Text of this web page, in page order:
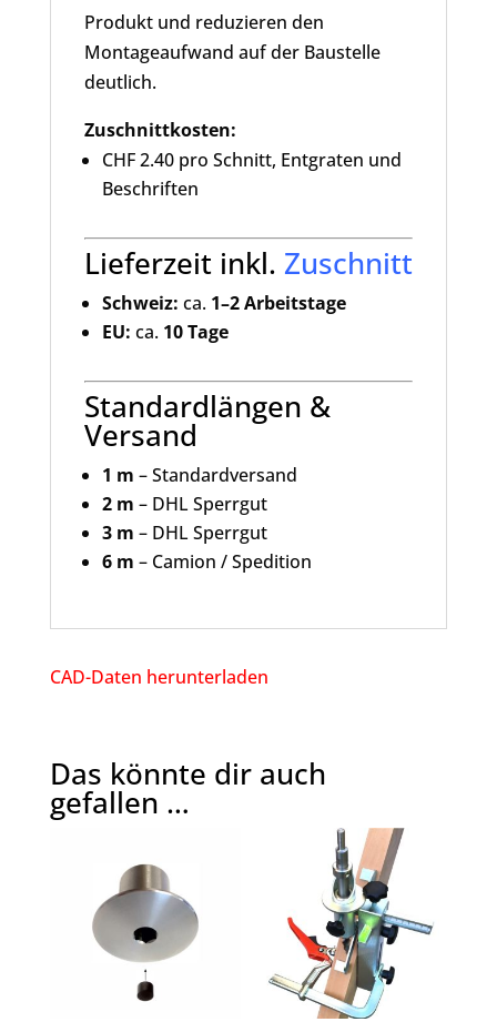
Produkt und reduzieren den
Montageaufwand auf der Baustelle
deutlich.
Zuschnittkosten:
CHF 2.40 pro Schnitt, Entgraten und
Beschriften
Lieferzeit inkl. Zuschnitt
Schweiz: ca. 1–2 Arbeitstage
EU: ca. 10 Tage
Standardlängen &
Versand
1 m – Standardversand
2 m – DHL Sperrgut
3 m – DHL Sperrgut
6 m – Camion / Spedition
CAD-Daten herunterladen
Das könnte dir auch
gefallen …